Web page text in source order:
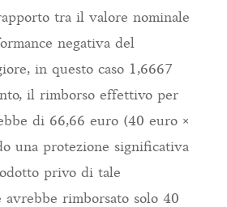
tra il valore nominale
negativa del
in questo caso 1,6667
il rimborso effettivo per
di 66,66 euro (40 euro ×
una protezione significativa
privo di tale
avrebbe rimborsato solo 40